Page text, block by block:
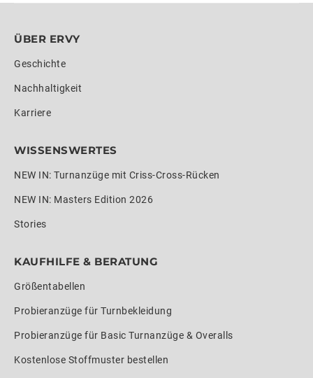
ÜBER ERVY
Geschichte
Nachhaltigkeit
Karriere
WISSENSWERTES
NEW IN: Turnanzüge mit Criss-Cross-Rücken
NEW IN: Masters Edition 2026
Stories
KAUFHILFE & BERATUNG
Größentabellen
Probieranzüge für Turnbekleidung
Probieranzüge für Basic Turnanzüge & Overalls
Kostenlose Stoffmuster bestellen